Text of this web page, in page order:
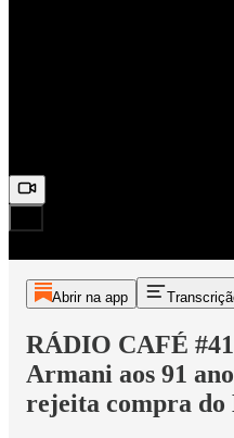
Abrir na app
RÁDIO CAFÉ
Armani aos 91
rejeita compra do